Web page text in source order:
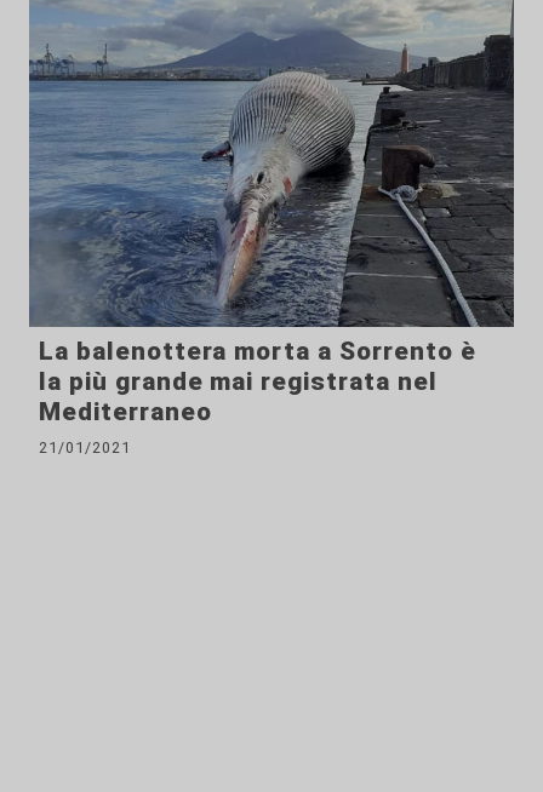
La balenottera morta a Sorrento è
la più grande mai registrata nel
Mediterraneo
21/01/2021